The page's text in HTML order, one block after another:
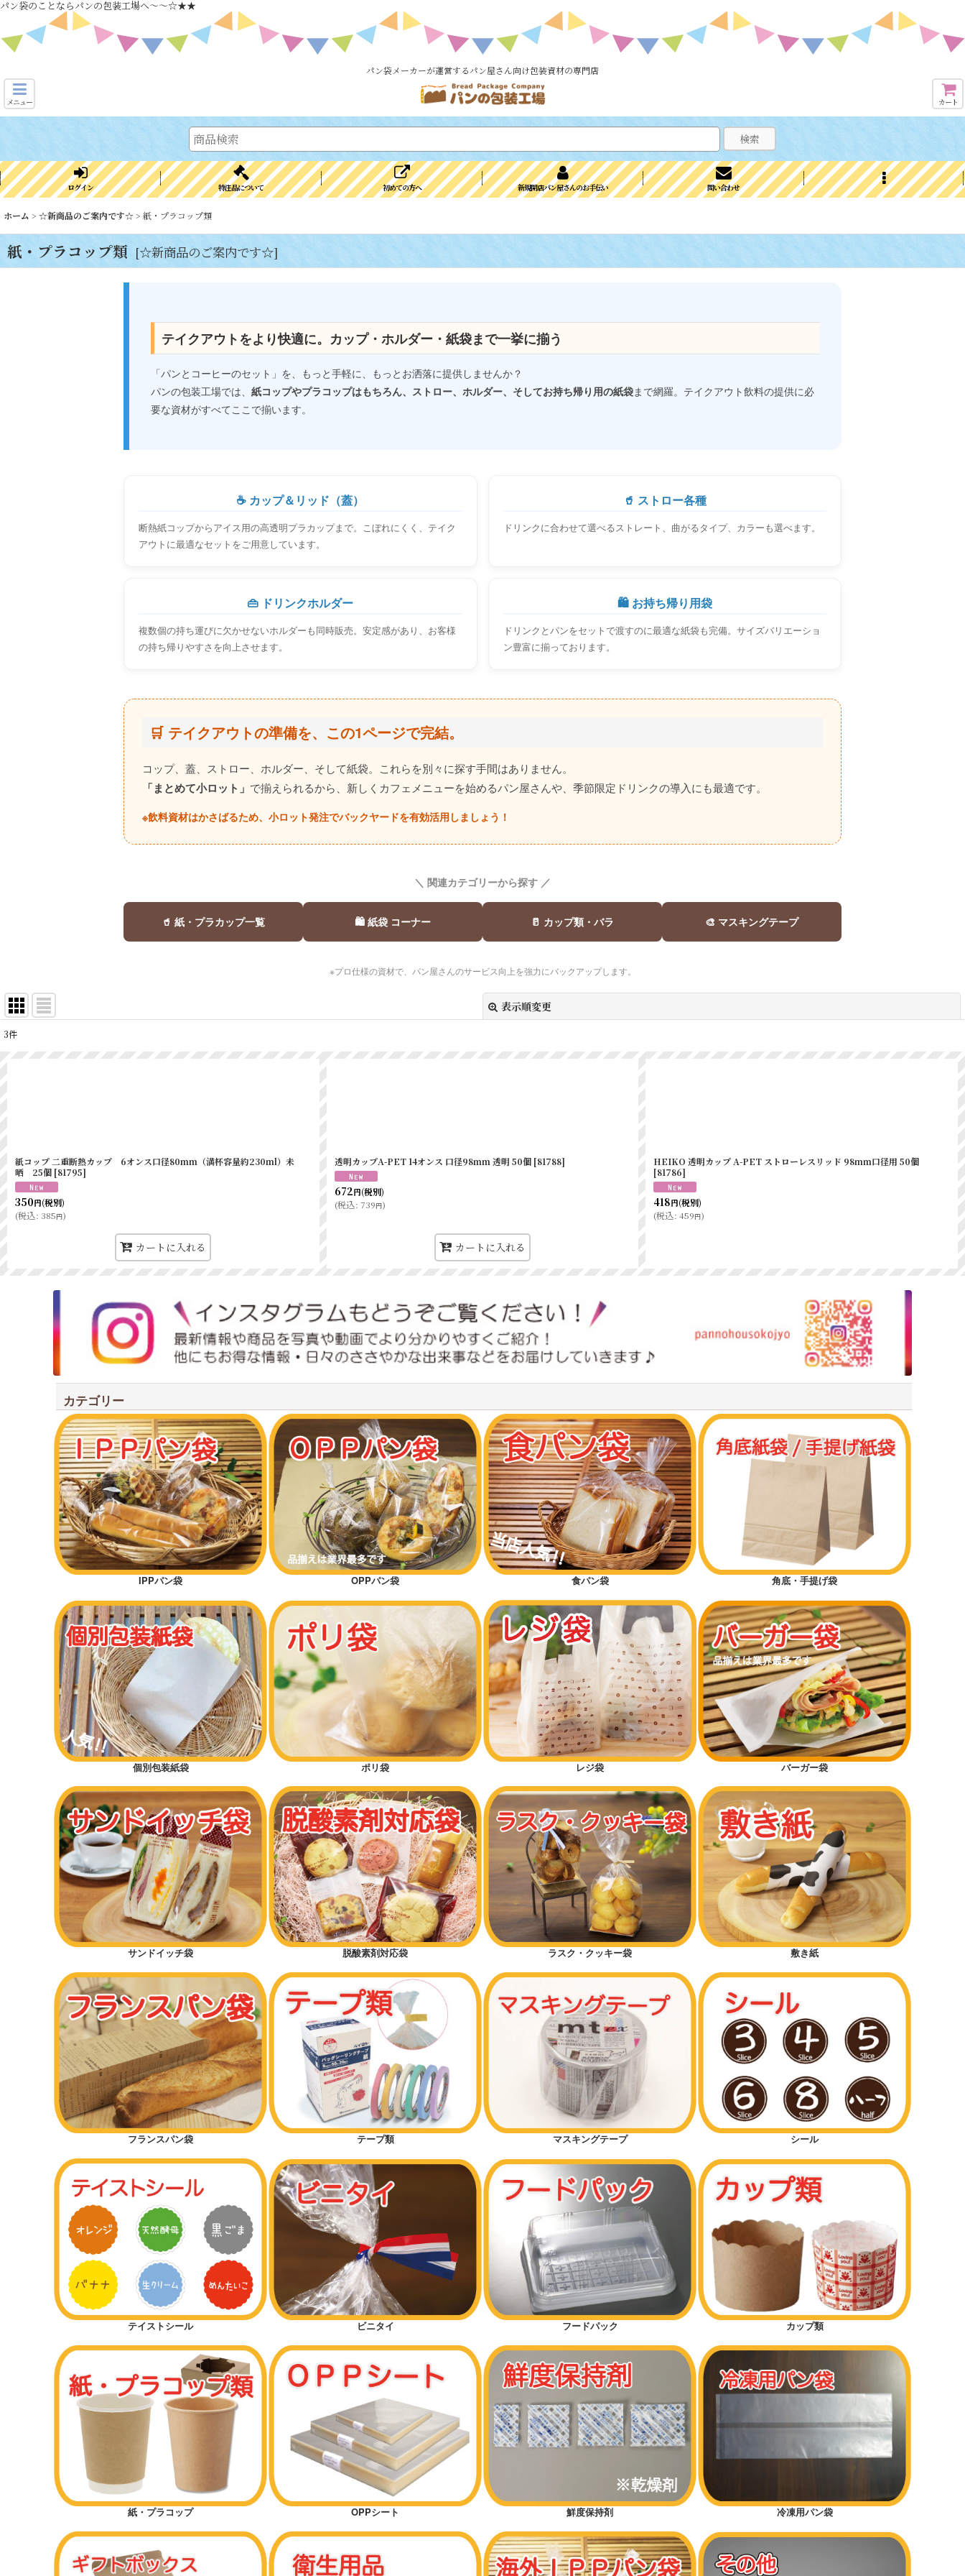
パン袋のことならパンの包装工場へ～～☆★★
パン袋メーカーが運営するパン屋さん向け包装資材の専門店
メニュー カート
検索
ログイン 特注品について 初めての方へ 新規開店パン屋さんのお手伝い 問い合わせ
ホーム > ☆新商品のご案内です☆ > 紙・プラコップ類
紙・プラコップ類 [☆新商品のご案内です☆]
テイクアウトをより快適に。カップ・ホルダー・紙袋まで一挙に揃う
「パンとコーヒーのセット」を、もっと手軽に、もっとお洒落に提供しませんか？
パンの包装工場では、 紙コップやプラコップはもちろん、ストロー、ホルダー、そしてお持ち帰り用の紙袋まで網羅。テイクアウト飲料の提供に必
要な資材がすべてここで揃います。
☕ カップ＆リッド（蓋）
断熱紙コップからアイス用の高透明プラカップまで。こぼれにくく、テイク
アウトに最適なセットをご用意しています。
🥤 ストロー各種
ドリンクに合わせて選べるストレート、曲がるタイプ、カラーも選べます。
👜 ドリンクホルダー
複数個の持ち運びに欠かせないホルダーも同時販売。安定感があり、お客様
の持ち帰りやすさを向上させます。
🛍️ お持ち帰り用袋
ドリンクとパンをセットで渡すのに最適な紙袋も完備。サイズバリエーショ
ン豊富に揃っております。
🛒 テイクアウトの準備を、この1ページで完結。
コップ、蓋、ストロー、ホルダー、そして紙袋。これらを別々に探す手間はありません。
「まとめて小ロット」 で揃えられるから、新しくカフェメニューを始めるパン屋さんや、季節限定ドリンクの導入にも最適です。
※飲料資材はかさばるため、小ロット発注でバックヤードを有効活用しましょう！
＼ 関連カテゴリーから探す ／
🥤 紙・プラカップ一覧 🛍️ 紙袋 コーナー 🥛 カップ類・バラ 🎨 マスキングテープ
※プロ仕様の資材で、パン屋さんのサービス向上を強力にバックアップします。
表示順変更
3件
紙コップ 二重断熱カップ 6オンス口径80mm（満杯容量約230ml）未
晒 25個 [81795]
350円(税別)
(税込: 385円)
カートに入れる
透明カップA-PET 14オンス 口径98mm 透明 50個 [81788]
672円(税別)
(税込: 739円)
カートに入れる
HEIKO 透明カップ A-PET ストローレスリッド 98mm口径用 50個
[81786]
418円(税別)
(税込: 459円)
カテゴリー
IPPパン袋 OPPパン袋 食パン袋 角底・手提げ袋
個別包装紙袋 ポリ袋 レジ袋 バーガー袋
サンドイッチ袋 脱酸素剤対応袋 ラスク・クッキー袋 敷き紙
フランスパン袋 テープ類 マスキングテープ シール
テイストシール ビニタイ フードパック カップ類
紙・プラコップ OPPシート 鮮度保持剤 冷凍用パン袋